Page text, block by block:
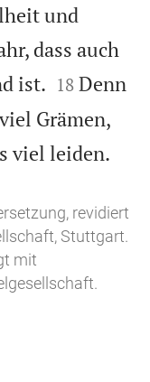
und
dass auch
ist. 

18 Denn
Grämen,
viel leiden.
revidiert
Stuttgart.
mit